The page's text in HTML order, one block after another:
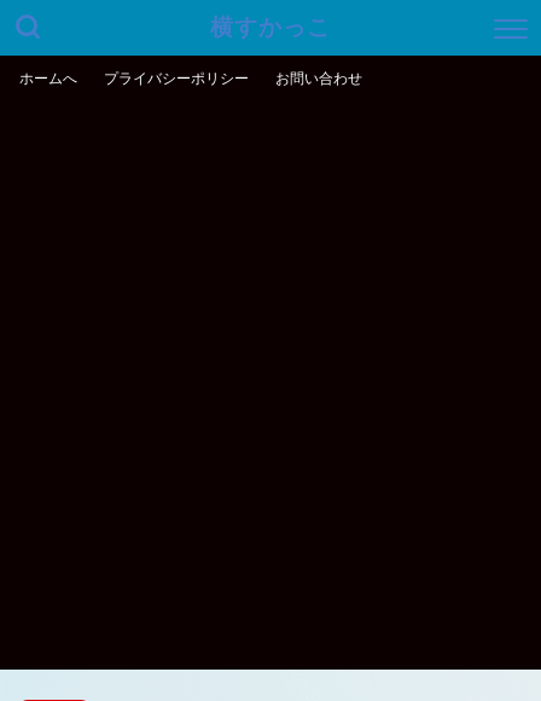
横すかっこ
ホームへ プライバシーポリシー お問い合わせ